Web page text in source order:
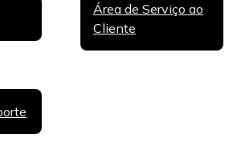
Área de Serviço ao
Cliente